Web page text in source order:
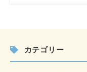
カテゴリー